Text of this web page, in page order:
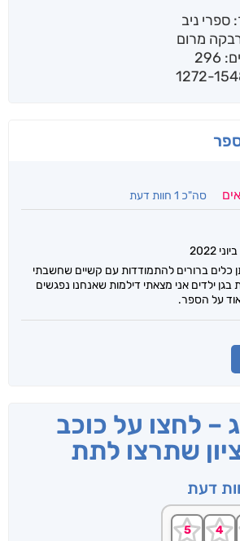
ספרי ניב
מרום
סה"כ 1 חוות דעת
כלים ברורים להתמודדות עם קשיים שחשבתי
בגן ילדים אני מצאתי דילמות שאנחנו נפגשים
על הספר.
– לחצו על כוכב
שתרצו לתת
דעת